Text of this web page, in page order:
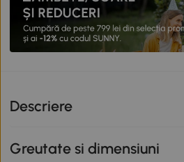
Descriere
Greutate si dimensiuni